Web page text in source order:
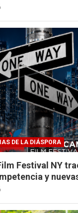
DE LA DIÁSPORA
Festival NY
y